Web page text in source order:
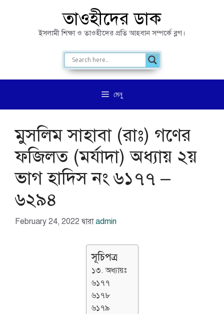
তাওহীদের ডাক
ইসলামী শিক্ষা ও তাওহীদের প্রতি আহবান সম্পর্কে ব্লগ।
মেনু
মুসলিম সাহাবা (রাঃ) গণের
ফজিলত (মর্যাদা) অধ্যায় ২য়
ভাগ হাদিস নং ৬১৭৭ –
৬২৯৪
February 24, 2022 দ্বারাadmin
সূচিপত্র
১৩. অধ্যায়ঃ
৬১৭৭
৬১৭৮
৬১৭৯